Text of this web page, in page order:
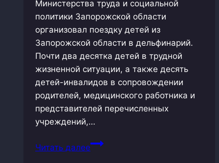
Министерства труда и социальной
политики Запорожской области
организовал поездку детей из
Запорожской области в дельфинарий.
Почти два десятка детей в трудной
жизненной ситуации, а также десять
детей-инвалидов в сопровождении
родителей, медицинского работника и
представителей перечисленных
учреждений,…
Читать далееВстреча